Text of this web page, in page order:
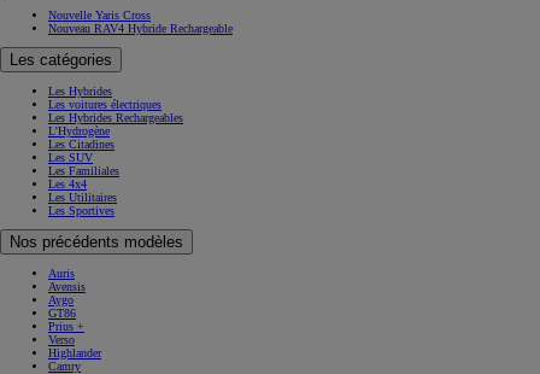
Nouvelle Yaris Cross
Nouveau RAV4 Hybride Rechargeable
Les catégories
Les Hybrides
Les voitures électriques
Les Hybrides Rechargeables
L'Hydrogène
Les Citadines
Les SUV
Les Familiales
Les 4x4
Les Utilitaires
Les Sportives
Nos précédents modèles
Auris
Avensis
Aygo
GT86
Prius +
Verso
Highlander
Camry